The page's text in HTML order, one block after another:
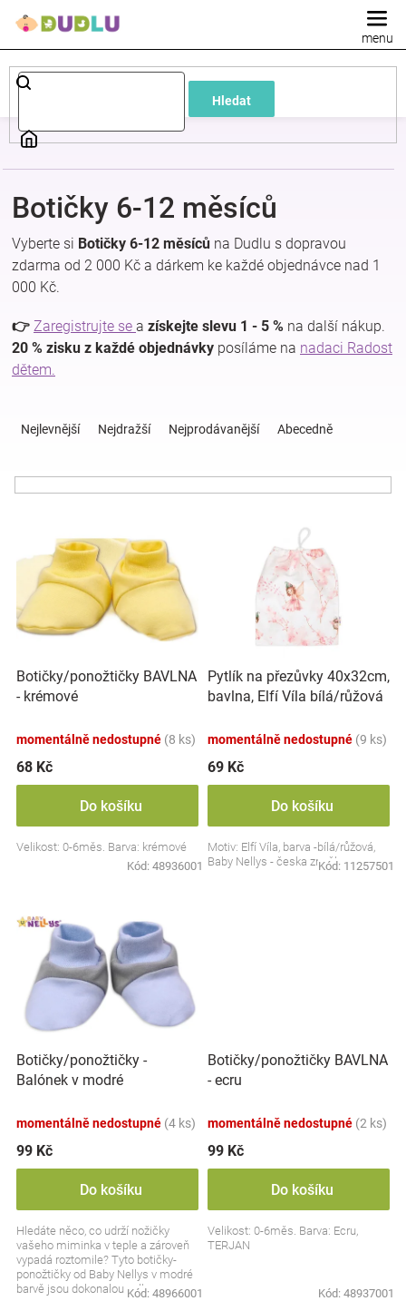
Hledat
Dětské
a
kojenecké
oblečení
Pokojíček
kojenecká
a
zábava
pro
děti
Těhotenské
oblečení
Novinky
Značky
Hračkářství
Přihlášení
Botičky 6-12 měsíců
Vyberte si Botičky 6-12 měsíců na Dudlu s dopravou
zdarma od 2 000 Kč a dárkem ke každé objednávce nad 1
000 Kč.
👉 Zaregistrujte se a získejte slevu 1 - 5 % na další nákup.
20 % zisku z každé objednávky posíláme na nadaci Radost
dětem.
o
u
k
ů
Nejlevnější Nejdražší Nejprodávanější Abecedně
p
s
p
o
d
u
t
ů
Botičky/ponožtičky BAVLNA
- krémové
momentálně nedostupné (8 ks)
68 Kč
Do košíku
Velikost: 0-6měs. Barva: krémové
Kód: 48936001
Pytlík na přezůvky 40x32cm,
bavlna, Elfí Víla bílá/růžová
momentálně nedostupné (9 ks)
69 Kč
Do košíku
Motiv: Elfí Víla, barva -bílá/růžová,
Baby Nellys - česka značka
Kód: 11257501
Botičky/ponožtičky -
Balónek v modré
momentálně nedostupné (4 ks)
99 Kč
Do košíku
Hledáte něco, co udrží nožičky
vašeho miminka v teple a zároveň
vypadá roztomile? Tyto botičky-
ponožtičky od Baby Nellys v modré
barvě jsou dokonalou volbou.
Kód: 48966001
Botičky/ponožtičky BAVLNA
- ecru
momentálně nedostupné (2 ks)
99 Kč
Do košíku
Velikost: 0-6měs. Barva: Ecru,
TERJAN
Kód: 48937001